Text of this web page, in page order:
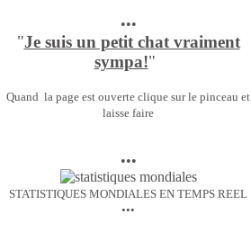
•••
"Je suis un petit chat vraiment
sympa!"
Quand la page est ouverte clique sur le pinceau et
laisse faire
•••
STATISTIQUES MONDIALES EN TEMPS REEL
•••